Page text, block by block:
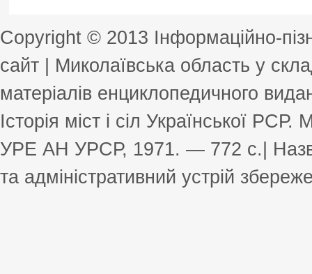
Copyright © 2013 Інформаційно-
сайт | Миколаївська область у
матеріалів енциклопедичного
Історія міст і сіл Української
УРЕ АН УРСР, 1971. — 772 с.| Назви
та адміністративний устрій